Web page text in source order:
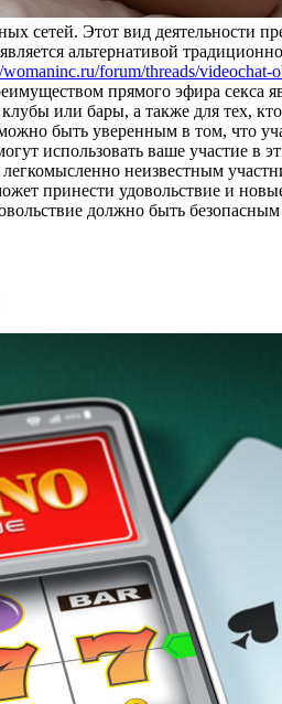
сетей. Этот вид деятельности
альтернативой
forum/threads/videochat-
прямого эфира секса
или бары, а также для тех,
быть уверенным в том, что
использовать ваше участие в
неизвестным
принести удовольствие и
должно быть безопасным